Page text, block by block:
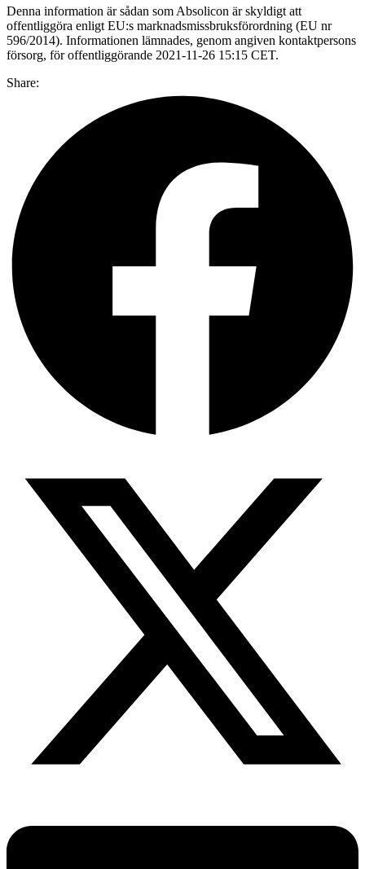
Denna information är sådan som Absolicon är skyldigt att
offentliggöra enligt EU:s marknadsmissbruksförordning (EU nr
596/2014). Informationen lämnades, genom angiven kontaktpersons
försorg, för offentliggörande 2021-11-26 15:15 CET.
Share: